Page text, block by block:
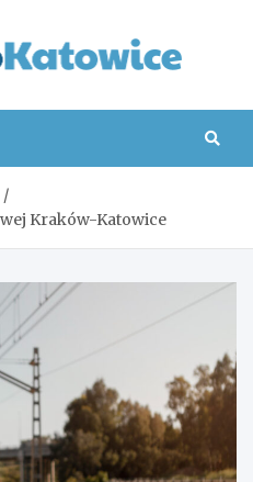
Kraków-Katowice